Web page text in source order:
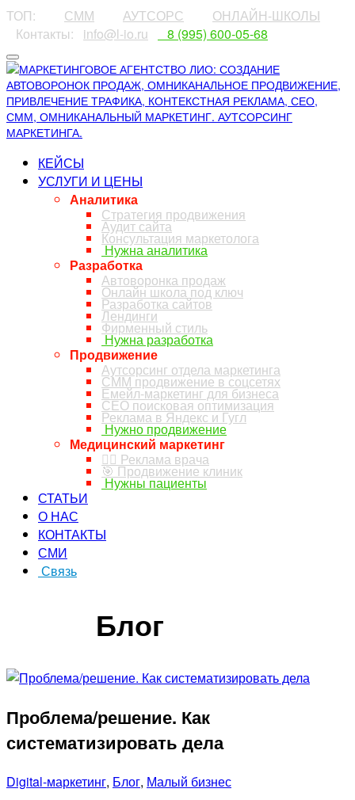
ТОП: СММ АУТСОРС
ОНЛАЙН-ШКОЛЫ
⠀Контакты:⠀ info@l-io.ru ⠀8 (995) 600-05-68
КЕЙСЫ
УСЛУГИ И ЦЕНЫ
Аналитика
Стратегия продвижения
Аудит сайта
Консультация маркетолога
Нужна аналитика
Разработка
Автоворонка продаж
Онлайн школа под ключ
Разработка сайтов
Лендинги
Фирменный стиль
Нужна разработка
Продвижение
Аутсорсинг отдела маркетинга
СММ продвижение в соцсетях
Емейл-маркетинг для бизнеса
СЕО поисковая оптимизация
Реклама в Яндекс и Гугл
Нужно продвижение
Медицинский маркетинг
👨‍⚕️ Реклама врача
🎯 Продвижение клиник
Нужны пациенты
СТАТЬИ
О НАС
КОНТАКТЫ
СМИ
Связь
Блог
Проблема/решение. Как
систематизировать дела
Digital-маркетинг, Блог, Малый бизнес